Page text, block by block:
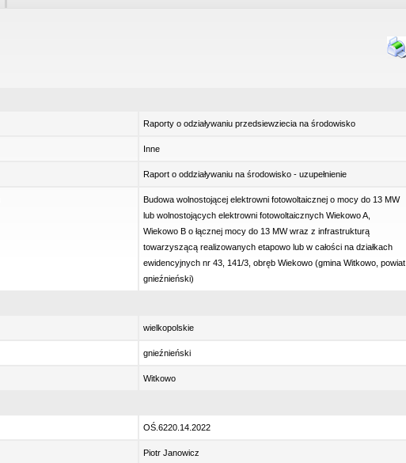
Raporty o odziaływaniu przedsiewziecia na środowisko
Inne
Raport o oddziaływaniu na środowisko - uzupełnienie
Budowa wolnostojącej elektrowni fotowoltaicznej o mocy do 13 MW
lub wolnostojących elektrowni fotowoltaicznych Wiekowo A,
Wiekowo B o łącznej mocy do 13 MW wraz z infrastrukturą
towarzyszącą realizowanych etapowo lub w całości na działkach
ewidencyjnych nr 43, 141/3, obręb Wiekowo (gmina Witkowo, powiat
gnieźnieński)
wielkopolskie
gnieźnieński
Witkowo
OŚ.6220.14.2022
Piotr Janowicz